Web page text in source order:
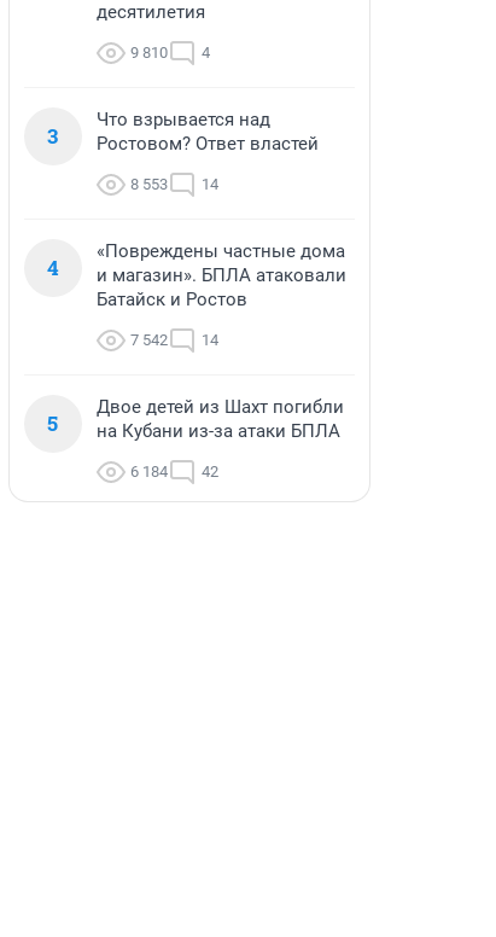
десятилетия
9 810 4
3
Что взрывается над
Ростовом? Ответ властей
8 553 14
4
«Повреждены частные дома
и магазин». БПЛА атаковали
Батайск и Ростов
7 542 14
5
Двое детей из Шахт погибли
на Кубани из-за атаки БПЛА
6 184 42